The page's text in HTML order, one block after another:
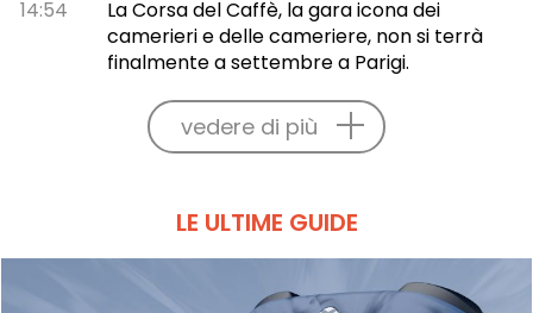
14:54
La Corsa del Caffè, la gara icona dei
camerieri e delle cameriere, non si terrà
finalmente a settembre a Parigi.
vedere di più
LE ULTIME GUIDE